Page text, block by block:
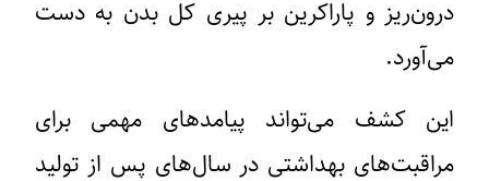
درون‌ریز و پاراکرین بر پیری کل بدن به دست
می‌آورد.
این کشف می‌تواند پیامدهای مهمی برای
مراقبت‌های بهداشتی در سال‌های پس از تولید